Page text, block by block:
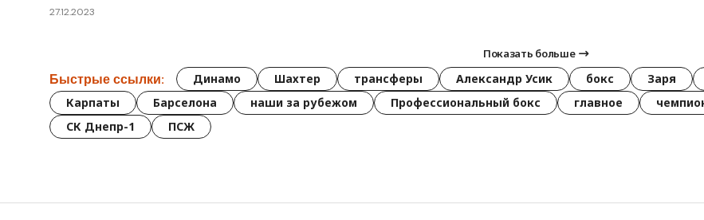
27.12.2023
Показать больше
Быстрые ссылки: Динамо Шахтер трансферы Александр Усик бокс Заря
Карпаты
Барселона наши за рубежом Профессиональный бокс главное
СК Днепр-1
ПСЖ